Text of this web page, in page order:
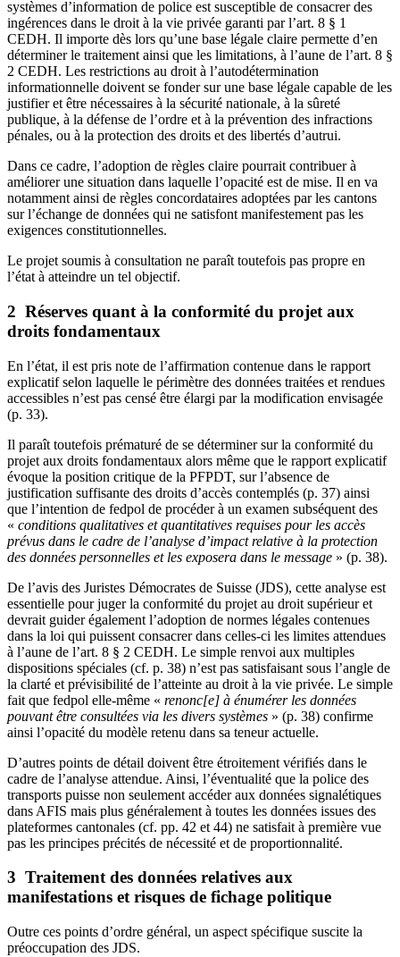
systèmes d’information de police est susceptible de consacrer des
ingérences dans le droit à la vie privée garanti par l’art. 8 § 1
CEDH. Il importe dès lors qu’une base légale claire permette d’en
déterminer le traitement ainsi que les limitations, à l’aune de l’art. 8 §
2 CEDH. Les restrictions au droit à l’autodétermination
informationnelle doivent se fonder sur une base légale capable de les
justifier et être nécessaires à la sécurité nationale, à la sûreté
publique, à la défense de l’ordre et à la prévention des infractions
pénales, ou à la protection des droits et des libertés d’autrui.
Dans ce cadre, l’adoption de règles claire pourrait contribuer à
améliorer une situation dans laquelle l’opacité est de mise. Il en va
notamment ainsi de règles concordataires adoptées par les cantons
sur l’échange de données qui ne satisfont manifestement pas les
exigences constitutionnelles.
Le projet soumis à consultation ne paraît toutefois pas propre en
l’état à atteindre un tel objectif.
2 Réserves quant à la conformité du projet aux
droits fondamentaux
En l’état, il est pris note de l’affirmation contenue dans le rapport
explicatif selon laquelle le périmètre des données traitées et rendues
accessibles n’est pas censé être élargi par la modification envisagée
(p. 33).
Il paraît toutefois prématuré de se déterminer sur la conformité du
projet aux droits fondamentaux alors même que le rapport explicatif
évoque la position critique de la PFPDT, sur l’absence de
justification suffisante des droits d’accès contemplés (p. 37) ainsi
que l’intention de fedpol de procéder à un examen subséquent des
« conditions qualitatives et quantitatives requises pour les accès
prévus dans le cadre de l’analyse d’impact relative à la protection
des données personnelles et les exposera dans le message » (p. 38).
De l’avis des Juristes Démocrates de Suisse (JDS), cette analyse est
essentielle pour juger la conformité du projet au droit supérieur et
devrait guider également l’adoption de normes légales contenues
dans la loi qui puissent consacrer dans celles-ci les limites attendues
à l’aune de l’art. 8 § 2 CEDH. Le simple renvoi aux multiples
dispositions spéciales (cf. p. 38) n’est pas satisfaisant sous l’angle de
la clarté et prévisibilité de l’atteinte au droit à la vie privée. Le simple
fait que fedpol elle-même « renonc[e] à énumérer les données
pouvant être consultées via les divers systèmes » (p. 38) confirme
ainsi l’opacité du modèle retenu dans sa teneur actuelle.
D’autres points de détail doivent être étroitement vérifiés dans le
cadre de l’analyse attendue. Ainsi, l’éventualité que la police des
transports puisse non seulement accéder aux données signalétiques
dans AFIS mais plus généralement à toutes les données issues des
plateformes cantonales (cf. pp. 42 et 44) ne satisfait à première vue
pas les principes précités de nécessité et de proportionnalité.
3 Traitement des données relatives aux
manifestations et risques de fichage politique
Outre ces points d’ordre général, un aspect spécifique suscite la
préoccupation des JDS.